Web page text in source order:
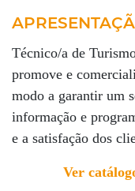
Técnico/a de
promove e
modo a garantir um
informação e
e a satisfação dos
Ver